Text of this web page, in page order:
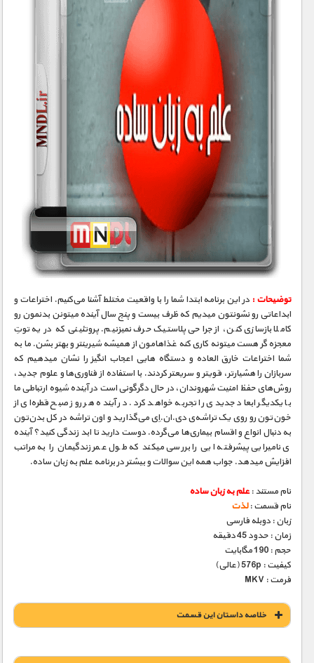
توضیحات : در این برنامه ابتدا شما را با واقعیت مختلط آشنا می‌کنیم. اختراعات و
ابداعاتی رو نشونتون میدیم که ظرف بیست و پنج سال آینده میتونن بدنمون رو
کاملا بازسازی کنن، از جراحی پلاستیک حرف نمیزنیم. پروتئینی که در یه توتِ
معجزه ‮گر هست میتونه کاری کنه غذاهامون از همیشه شیرینتر و بهتر بشن. ما به
شما اختراعات خارق­ العاده و دستگاه­ هایی اعجاب­ انگیز را نشان می­دهیم که
سربازان را هشیارتر، قوی­تر و سریعتر کردند. با استفاده از فناوری‌ها و علوم جدید،
روش‌های حفظ امنیت شهروندان، در حال دگرگونی است در آینده شیوه ارتباطی ما
با یکدیگر ابعاد جدیدی را تجربه خواهد کرد. در آینده هر روز صبح قطره‌ای از
خون‌تون رو روی یک تراشه‌ی دی.ان.اِی می‌گذارید و اون تراشه در کل بدن‌تون
به دنبال انواع و اقسام بیماری‌ها می‌گرده. دوست دارید تا ابد زندگی کنید؟ آینده
­ی نامیرایی پیشرفت­ه ایی را بررسی می­کند که طول عمر زندگی­مان را به مراتب
افزایش می­دهد. جواب همه این سوالات و بیشتر در برنامه علم به زبان ساده.
نام مستند :علم به زبان ساده
نام قسمت :لذت
زبان : دوبله فارسی
زمان : حدود 45 دقیقه
حجم : 190 مگابایت
کیفیت : 576p (عالی)
فرمت : MKV
خلاصه داستان این قسمت